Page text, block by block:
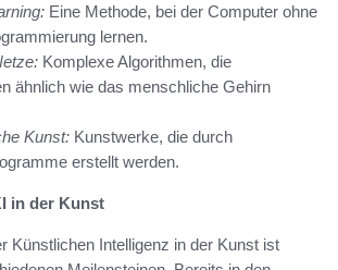
Eine Methode, bei der Computer ohne
lernen.
Komplexe Algorithmen, die
ähnlich wie das menschliche Gehirn
Kunst: Kunstwerke, die durch
erstellt werden.
in der Kunst
Künstlichen Intelligenz in der Kunst ist